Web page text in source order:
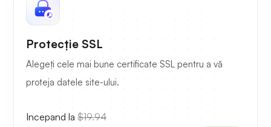
Protecție SSL
Alegeți cele mai bune certificate SSL pentru a vă
proteja datele site-ului.
Incepand la $19.94